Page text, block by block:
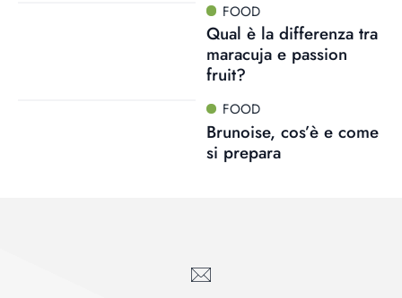
FOOD
Qual è la differenza tra
maracuja e passion
fruit?
FOOD
Brunoise, cos’è e come
si prepara